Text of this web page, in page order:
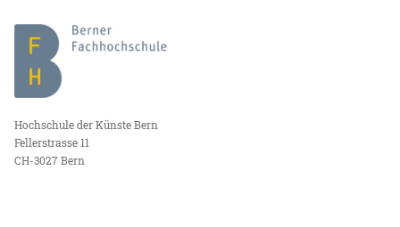
Hochschule der Künste Bern
Fellerstrasse 11
CH-3027 Bern